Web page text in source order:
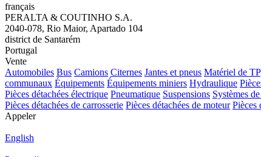
français
PERALTA & COUTINHO S.A.
2040-078, Rio Maior, Apartado 104
district de Santarém
Portugal
Vente
Automobiles Bus Camions Citernes Jantes et pneus Matériel de TP
communaux Équipements Équipements miniers Hydraulique
Pièces détachées électrique Pneumatique Suspensions Systèmes
Pièces détachées de carrosserie Pièces détachées de moteur Pièces
Appeler
English